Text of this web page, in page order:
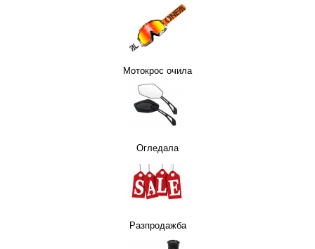
Мотокрос очила
Огледала
Разпродажба